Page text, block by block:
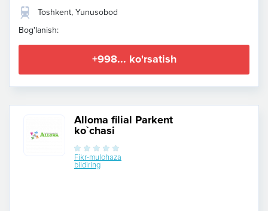
Toshkent, Yunusobod
Bog'lanish:
+998... ko'rsatish
Alloma filial Parkent
ko`chasi
Fikr-mulohaza
bildiring